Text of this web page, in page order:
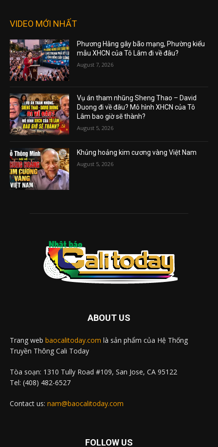
VIDEO MỚI NHẤT
Phương Hằng gây bão mạng, Phường kiểu
mẫu XHCN của Tô Lâm đi về đâu?
August 7, 2026
Vụ án tham nhũng Sheng Thao – David
Duong đi về đâu? Mô hình XHCN của Tô
Lâm bao giờ sẽ thành?
August 5, 2026
Khủng hoảng kim cương vàng Việt Nam
August 5, 2026
ABOUT US
Trang web baocalitoday.com là sản phẩm của Hệ Thống
Truyền Thông Cali Today
Tòa soạn: 1310 Tully Road #109, San Jose, CA 95122
Tel: (408) 482-6527
Contact us: nam@baocalitoday.com
FOLLOW US